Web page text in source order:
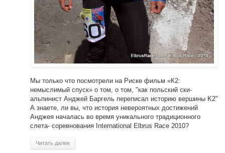
Мы только что посмотрели на Риске фильм «К2:
немыслимый спуск» о том, о том, "как польский ски-
альпинист Анджей Баргель переписал историю вершины K2"
А знаете, ли вы, что история невероятных достижений
Анджея началась во время уникального традиционного
слета- соревнования International Elbrus Race 2010?
Читать далее